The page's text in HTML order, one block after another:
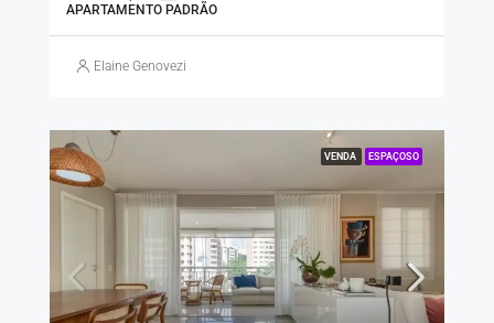
APARTAMENTO PADRÃO
Elaine Genovezi
VENDA ESPAÇOSO